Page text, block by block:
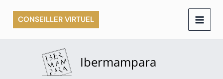
CONSEILLER VIRTUEL
Ibermampara